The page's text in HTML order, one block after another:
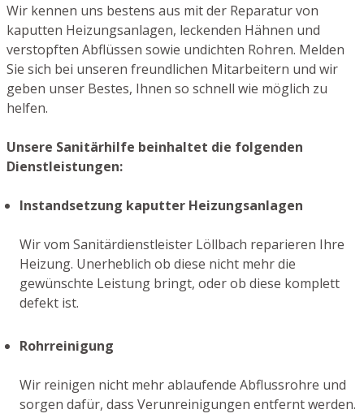
Wir kennen uns bestens aus mit der Reparatur von
kaputten Heizungsanlagen, leckenden Hähnen und
verstopften Abflüssen sowie undichten Rohren. Melden
Sie sich bei unseren freundlichen Mitarbeitern und wir
geben unser Bestes, Ihnen so schnell wie möglich zu
helfen.
Unsere Sanitärhilfe beinhaltet die folgenden
Dienstleistungen:
Instandsetzung kaputter Heizungsanlagen
Wir vom Sanitärdienstleister Löllbach reparieren Ihre
Heizung. Unerheblich ob diese nicht mehr die
gewünschte Leistung bringt, oder ob diese komplett
defekt ist.
Rohrreinigung
Wir reinigen nicht mehr ablaufende Abflussrohre und
sorgen dafür, dass Verunreinigungen entfernt werden.